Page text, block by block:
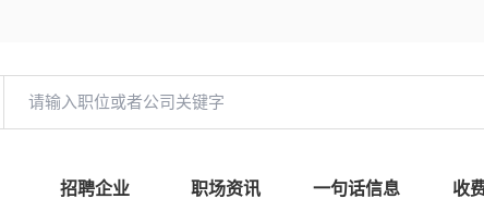
招聘企业 职场资讯 一句话信息 收